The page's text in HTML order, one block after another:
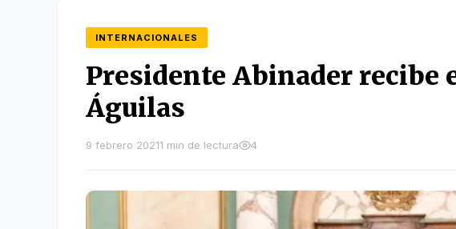
INTERNACIONALES
Presidente Abinader recibe
Águilas
9 febrero 20211 min de lectura 4